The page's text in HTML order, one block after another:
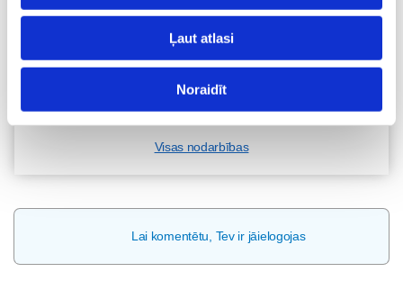
Ļaut atlasi
Noraidīt
07.08 15:15-17:00
Nodarbības citā laikā
Visas nodarbības
Lai komentētu, Tev ir jāielogojas